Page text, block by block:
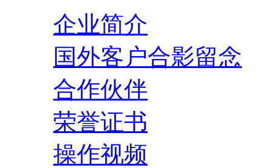
企业简介
国外客户合影留念
合作伙伴
荣誉证书
操作视频